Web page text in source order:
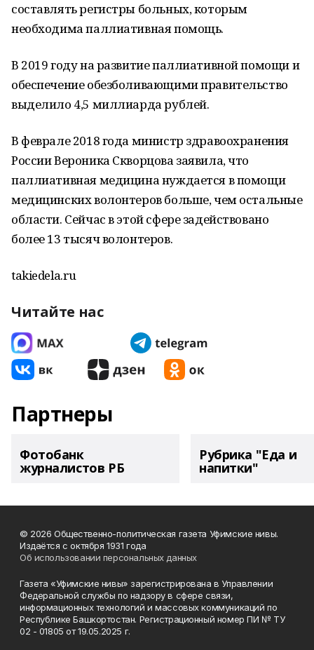
составлять регистры больных, которым
необходима паллиативная помощь.
В 2019 году на развитие паллиативной помощи и
обеспечение обезболивающими правительство
выделило 4,5 миллиарда рублей.
В феврале 2018 года министр здравоохранения
России Вероника Скворцова заявила, что
паллиативная медицина нуждается в помощи
медицинских волонтеров больше, чем остальные
области. Сейчас в этой сфере задействовано
более 13 тысяч волонтеров.
takiedela.ru
Читайте нас
Партнеры
Фотобанк
журналистов РБ
Рубрика "Еда и
напитки"
© 2026 Общественно-политическая газета Уфимские нивы.
Издаётся с октября 1931 года
Об использовании персональных данных
Газета «Уфимские нивы» зарегистрирована в Управлении
Федеральной службы по надзору в сфере связи,
информационных технологий и массовых коммуникаций по
Республике Башкортостан. Регистрационный номер ПИ № ТУ
02 - 01805 от 19.05.2025 г.